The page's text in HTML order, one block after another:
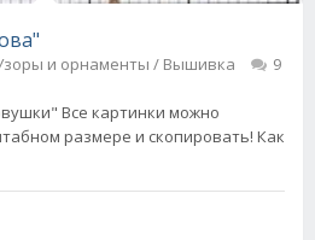
Узоры и орнаменты / Вышивка 9
Все картинки можно
размере и скопировать! Как